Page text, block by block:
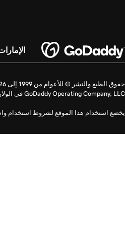
GoDaddy Operating Company, LLC في الولايات المتحدة والبلدان الأخرى. الشعار "GO" عبارة عن علامة تجارية مسجلة لشركة GoDaddy.com LLC في الولايات المتحدة.
يخضع استخدام هذا الموقع لشروط استخدام